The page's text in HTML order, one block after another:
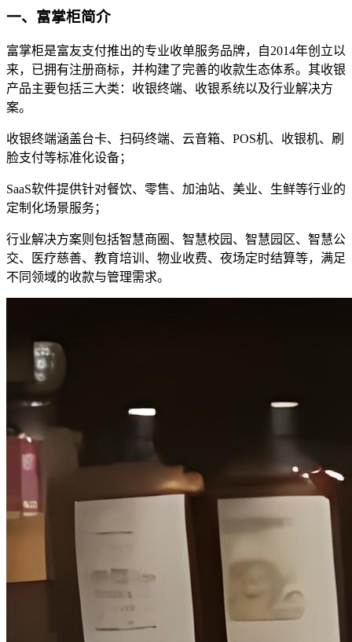
一、富掌柜简介
富掌柜是富友支付推出的专业收单服务品牌，自2014年创立以
来，已拥有注册商标，并构建了完善的收款生态体系。其收银
产品主要包括三大类：收银终端、收银系统以及行业解决方
案。
收银终端涵盖台卡、扫码终端、云音箱、POS机、收银机、刷
脸支付等标准化设备；
SaaS软件提供针对餐饮、零售、加油站、美业、生鲜等行业的
定制化场景服务；
行业解决方案则包括智慧商圈、智慧校园、智慧园区、智慧公
交、医疗慈善、教育培训、物业收费、夜场定时结算等，满足
不同领域的收款与管理需求。